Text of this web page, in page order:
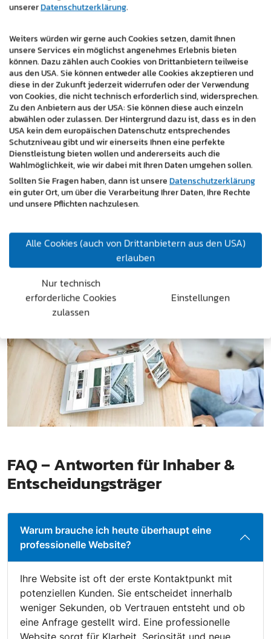
Unternehmensgröße und Ziele an. Wir behalten alle
Technik über Inhalte bis zum Marketing.
Mit master design als Partner können Sie sich darauf
verlassen, dass Ihre digitale Präsenz professionell
betreut wird, während Sie sich auf Ihr Tagesgeschäft
konzentrieren.
Ihr zertifizierter Partner für digitale
Lösungen
Als zertifizierte und erfahrene Digitalagentur stehen wir
für Qualität, Verlässlichkeit und nachhaltige Lösungen.
aufzubauen und Ihr digitales Wachstum aktiv zu
Partner. Ihr Erfolg ist die Grundlage unserer Arbeit –
heute und in Zukunft.
FAQ – Antworten für Inhaber &
Entscheidungsträger
Warum brauche ich heute überhaupt eine
professionelle Website?
Ihre Website ist oft der erste Kontaktpunkt mit
potenziellen Kunden. Sie entscheidet innerhalb
weniger Sekunden, ob Vertrauen entsteht und ob
eine Anfrage gestellt wird. Eine professionelle
unsererDatenschutzerklärung.
Weiters würden wir gerne auch Cookies setzen, damit Ihnen
unsere Services ein möglichst angenehmes Erlebnis bieten
können. Dazu zählen auch Cookies von Drittanbietern teilweise
aus den USA. Sie können entweder alle Cookies akzeptieren und
diese in der Zukunft jederzeit widerrufen oder der Verwendung
von Cookies, die nicht technisch erforderlich sind, widersprechen.
Zu den Anbietern aus der USA: Sie können diese auch einzeln
abwählen oder zulassen. Der Hintergrund dazu ist, dass es in den
USA kein dem europäischen Datenschutz entsprechendes
Schutzniveau gibt und wir einerseits Ihnen eine perfekte
Dienstleistung bieten wollen und andererseits auch die
Wahlmöglichkeit, wie wir dabei mit Ihren Daten umgehen sollen.
Sollten Sie Fragen haben, dann ist unsereDatenschutzerklärung
ein guter Ort, um über die Verarbeitung Ihrer Daten, Ihre Rechte
und unsere Pflichten nachzulesen.
Alle Cookies (auch von Drittanbietern aus den USA)
erlauben
Nur technisch
erforderliche Cookies
zulassen
Einstellungen